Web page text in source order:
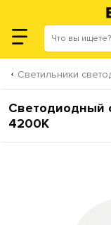
Светильники
Светодиодный
4200К